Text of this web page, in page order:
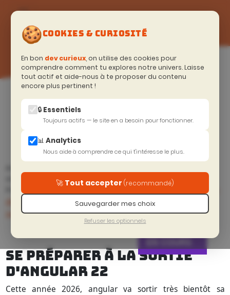
🍪COOKIES & CURIOSITÉ
En bon dev curieux, on utilise des cookies pour
comprendre comment tu explores notre univers. Laisse
tout actif et aide-nous à te proposer du contenu
encore plus pertinent !
🔒 Essentiels
Toujours actifs — le site en a besoin pour fonctionner.
📊 Analytics
Nous aide à comprendre ce qui t'intéresse le plus.
🚀 Tout accepter (recommandé)
Sauvegarder mes choix
Refuser les optionnels
Accueil > Soyeux curieux (Blog)
onpush par defaut, ...
Prec.
La mort des
développeurs-euses - vivre
sa courbe du deuil
Suiv.
Une petite révolution
angular arrive pour vos
services @service
SE PRÉPARER À LA SORTIE
D'ANGULAR 22
Cette année 2026, angular va sortir très bientôt sa